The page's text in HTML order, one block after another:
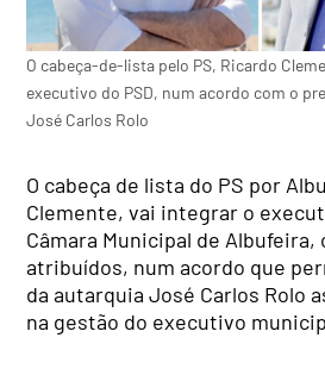
O cabeça-de-lista pelo PS, Ricardo
executivo do PSD, num acordo com o
José Carlos Rolo
O cabeça de lista do PS por
Clemente, vai integrar o
Câmara Municipal de Albufeira,
atribuídos, num acordo que
da autarquia José Carlos Rolo
na gestão do executivo